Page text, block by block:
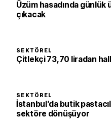
Üzüm hasadında günlük
çıkacak
SEKTÖREL
Çitlekçi 73,70 liradan
SEKTÖREL
İstanbul’da butik
sektöre dönüşüyor